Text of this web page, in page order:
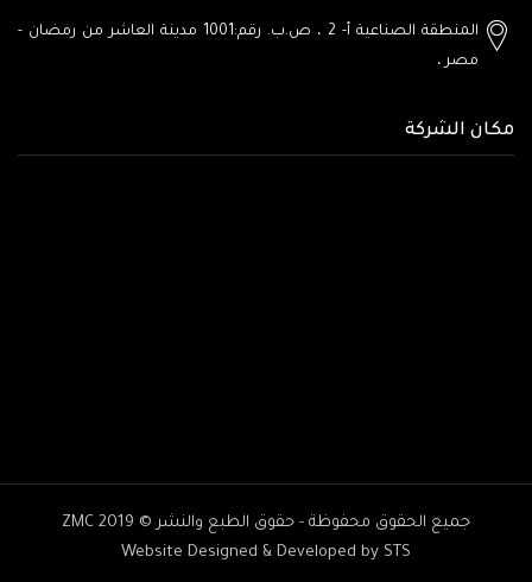
المنطقة الصناعية أ- 2 ، ص.ب. رقم:1001
مدينة العاشر من رمضان -
مصر ،
مكان الشركة
جميع الحقوق محفوظة - حقوق الطبع والنشر © ZMC 2019
Website Designed & Developed by STS